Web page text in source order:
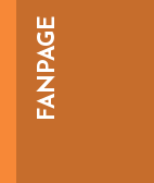
FANPAGE